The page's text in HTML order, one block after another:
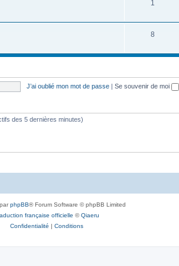
1
8
J’ai oublié mon mot de passe | Se souvenir de moi
des 5 dernières minutes)
phpBB® Forum Software © phpBB Limited
française officielle ©Qiaeru
Confidentialité | Conditions